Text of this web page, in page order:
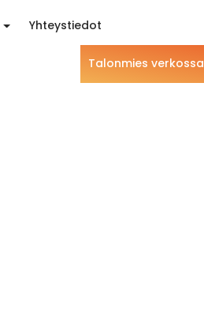
Yhteystiedot
Talonmies verkossa